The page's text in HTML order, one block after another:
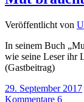
Veröffentlicht von
In seinem Buch
wie seine Leser ihr
(Gastbeitrag)
29. September 2017
Kommentare 6